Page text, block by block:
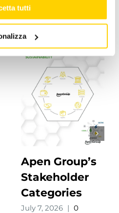
tutti
Apen Group’s
Stakeholder
Categories
July 7, 2026 | 0